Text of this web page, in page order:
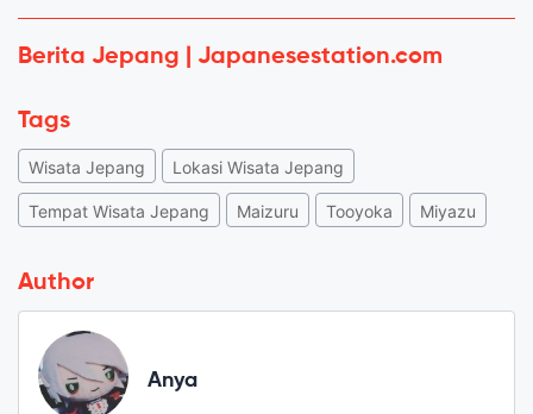
Berita Jepang | Japanesestation.com
Tags
Wisata Jepang Lokasi Wisata Jepang
Tempat Wisata Jepang Maizuru Tooyoka Miyazu
Author
Anya